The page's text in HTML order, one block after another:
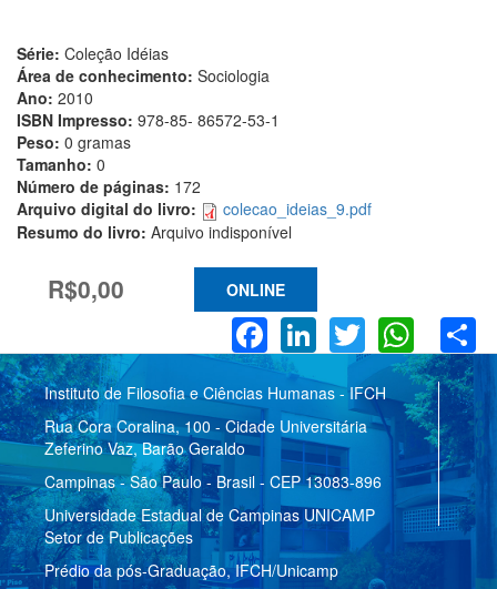
Série: Coleção Idéias
Área de conhecimento: Sociologia
Ano: 2010
ISBN Impresso: 978-85- 86572-53-1
Peso: 0 gramas
Tamanho: 0
Número de páginas: 172
Arquivo digital do livro:
colecao_ideias_9.pdf
Resumo do livro: Arquivo indisponível
R$0,00 ONLINE
Facebook
LinkedIn
Twitter
Instituto de Filosofia e Ciências Humanas - IFCH
Rua Cora Coralina, 100 - Cidade Universitária
Zeferino Vaz, Barão Geraldo
Campinas - São Paulo - Brasil - CEP 13083-896
Universidade Estadual de Campinas UNICAMP
Setor de Publicações
Prédio da pós-Graduação, IFCH/Unicamp